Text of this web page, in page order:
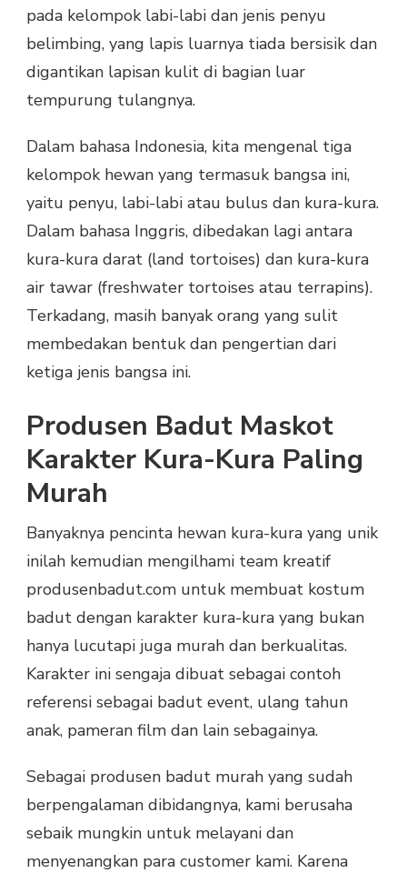
pada kelompok labi-labi dan jenis penyu
belimbing, yang lapis luarnya tiada bersisik dan
digantikan lapisan kulit di bagian luar
tempurung tulangnya.
Dalam bahasa Indonesia, kita mengenal tiga
kelompok hewan yang termasuk bangsa ini,
yaitu penyu, labi-labi atau bulus dan kura-kura.
Dalam bahasa Inggris, dibedakan lagi antara
kura-kura darat (land tortoises) dan kura-kura
air tawar (freshwater tortoises atau terrapins).
Terkadang, masih banyak orang yang sulit
membedakan bentuk dan pengertian dari
ketiga jenis bangsa ini.
Produsen Badut Maskot
Karakter Kura-Kura Paling
Murah
Banyaknya pencinta hewan kura-kura yang unik
inilah kemudian mengilhami team kreatif
produsenbadut.com untuk membuat kostum
badut dengan karakter kura-kura yang bukan
hanya lucutapi juga murah dan berkualitas.
Karakter ini sengaja dibuat sebagai contoh
referensi sebagai badut event, ulang tahun
anak, pameran film dan lain sebagainya.
Sebagai produsen badut murah yang sudah
berpengalaman dibidangnya, kami berusaha
sebaik mungkin untuk melayani dan
menyenangkan para customer kami. Karena